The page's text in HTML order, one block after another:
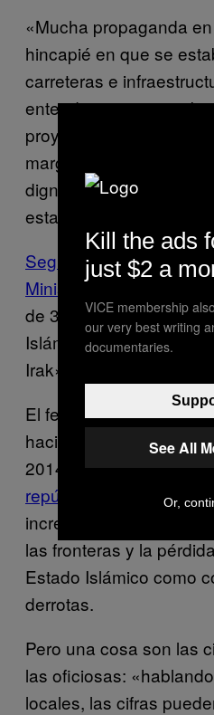
«Mucha propaganda
hincapié en que se
carreteras e
entender que se
proyecto ilusionante
marginados en Rusia
digno y estarían bien
estaría discriminados»,
Según Ilya Rogachev,
Ministerio de Asuntos
de 3.200 rusos se
Islámico y habrían sido
Irak».
El fenómeno de
hacia Siria e Irak tuvo
2014 y con los
repúblicas exsoviéticas
incremento de los
las fronteras y la
Estado Islámico como
derrotas.
Pero una cosa son las
las oficiosas:
locales, las cifras
Kill the ads
just $2 a
VICE membership
our very best writing
documentaries.
See All
Or,